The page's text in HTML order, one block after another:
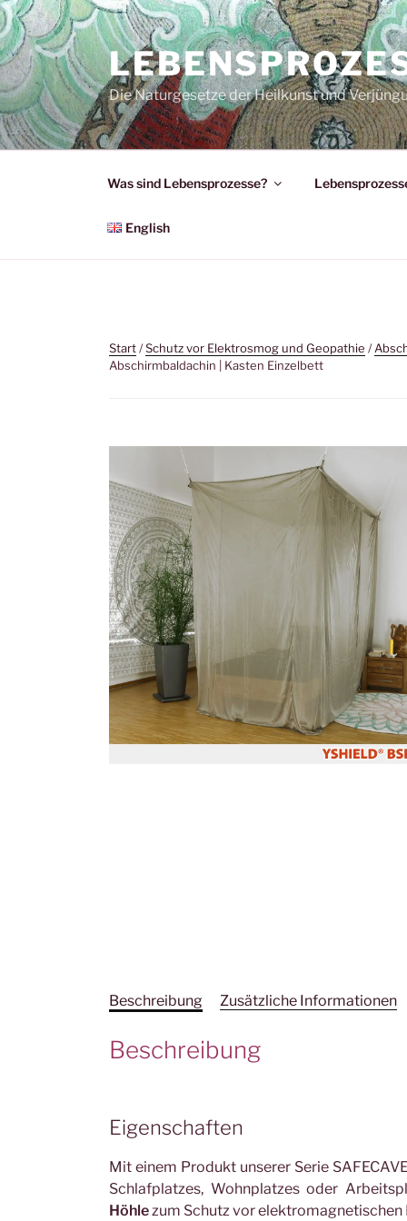
Zum
Inhalt
springen
Die Naturgesetze der Heilkunst und
Was sind Lebensprozesse?
English
Start/Schutz vor Elektrosmog und Geopathie /
Abschirmbaldachin | Kasten Einzelbett
Beschreibung Zusätzliche Informationen
Beschreibung
Eigenschaften
Mit einem Produkt unserer Serie
Schlafplatzes, Wohnplatzes oder
Höhlezum Schutz vor elektromagnetischen